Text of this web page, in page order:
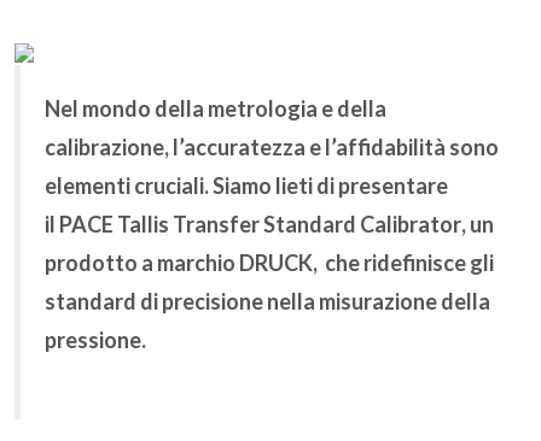
Nel mondo della metrologia e della
calibrazione, l’accuratezza e l’affidabilità sono
elementi cruciali. Siamo lieti di presentare
il PACE Tallis Transfer Standard Calibrator, un
prodotto a marchio DRUCK, che ridefinisce gli
standard di precisione nella misurazione della
pressione.